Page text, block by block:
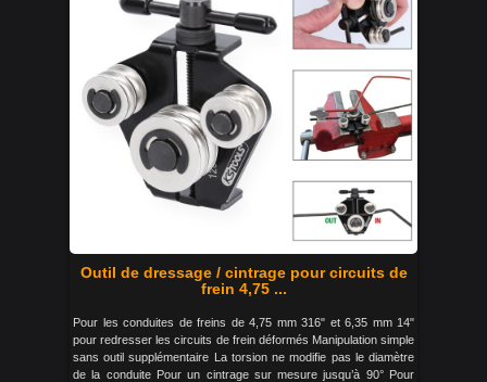
Outil de dressage / cintrage pour circuits de
frein 4,75 ...
Pour les conduites de freins de 4,75 mm 316" et 6,35 mm 14"
pour redresser les circuits de frein déformés Manipulation simple
sans outil supplémentaire La torsion ne modifie pas le diamètre
de la conduite Pour un cintrage sur mesure jusqu’à 90° Pour